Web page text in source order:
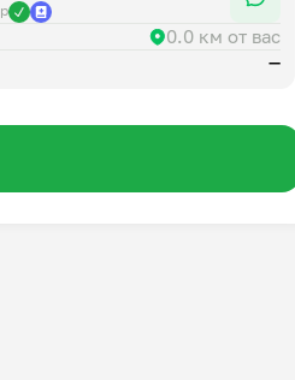
0.0 км от вас
—